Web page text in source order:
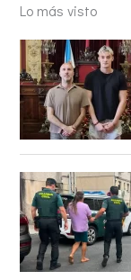
Lo más visto